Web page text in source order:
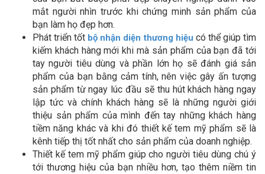
mắt người nhìn trước khi chứng minh sản phẩm của
bạn làm họ đẹp hơn.
Phát triển tốt bộ nhận diện thương hiệu có thể giúp tìm
kiếm khách hàng mới khi mà sản phẩm của bạn đã tới
tay người tiêu dùng và phần lớn họ sẽ đánh giá sản
phẩm của bạn bằng cảm tính, nên việc gây ấn tượng
sản phẩm từ ngay lúc đầu sẽ thu hút khách hàng ngay
lập tức và chính khách hàng sẽ là những người giới
thiệu sản phẩm của mình đến tay những khách hàng
tiềm năng khác và khi đó thiết kế tem mỹ phẩm sẽ là
kênh tiếp thị tốt nhất cho sản phẩm của doanh nghiệp.
Thiết kế tem mỹ phẩm giúp cho người tiêu dùng chú ý
tới thương hiệu của bạn nhiều hơn, tạo thêm niềm tin